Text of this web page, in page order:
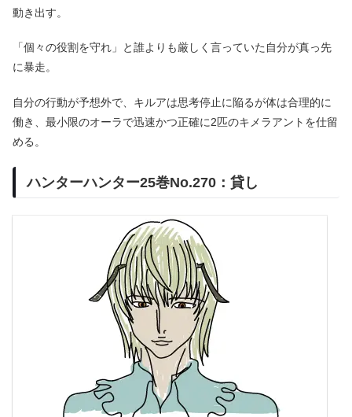
動き出す。
「個々の役割を守れ」と誰よりも厳しく言っていた自分が真っ先
に暴走。
自分の行動が予想外で、キルアは思考停止に陥るが体は合理的に
働き、最小限のオーラで迅速かつ正確に2匹のキメラアントを仕留
める。
ハンターハンター25巻No.270：貸し